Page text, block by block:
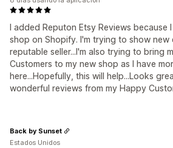
I added Reputon Etsy Reviews because
shop on Shopify. I'm trying to show new
reputable seller...I'm also trying to bring
Customers to my new shop as I have
here...Hopefully, this will help...Looks
wonderful reviews from my Happy
Back by Sunset
Estados Unidos